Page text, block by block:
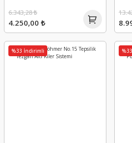
4.250,00 ₺
6.343,28 ₺
%33 İndirimli